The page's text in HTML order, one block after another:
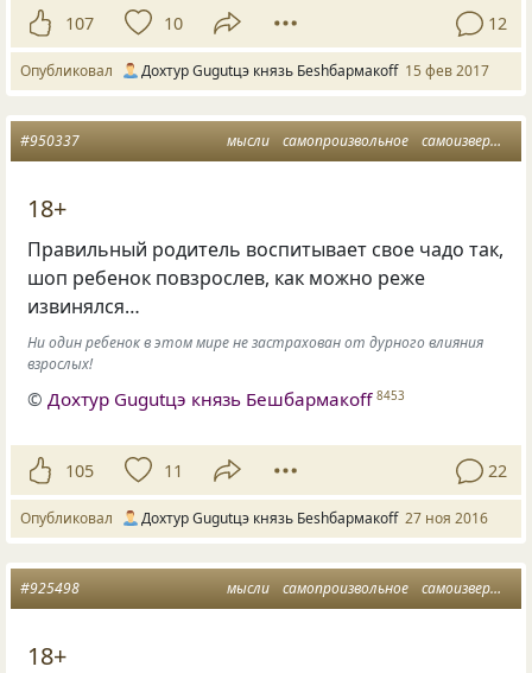
107 10 12
Опубликовал Дохтур Gugutцэ князь Беshбармакоff 15 фев 2017
мысли самопроизвольное самоизвержение
#950337
18+
Правильный родитель воспитывает свое чадо так,
шоп ребенок повзрослев, как можно реже
извинялся…
Ни один ребенок в этом мире не застрахован от дурного влияния
взрослых!
©Дохтур Gugutцэ князь Бешбармакоff 8453
105 11 22
Опубликовал Дохтур Gugutцэ князь Беshбармакоff 27 ноя 2016
мысли самопроизвольное самоизвержение
#925498
18+